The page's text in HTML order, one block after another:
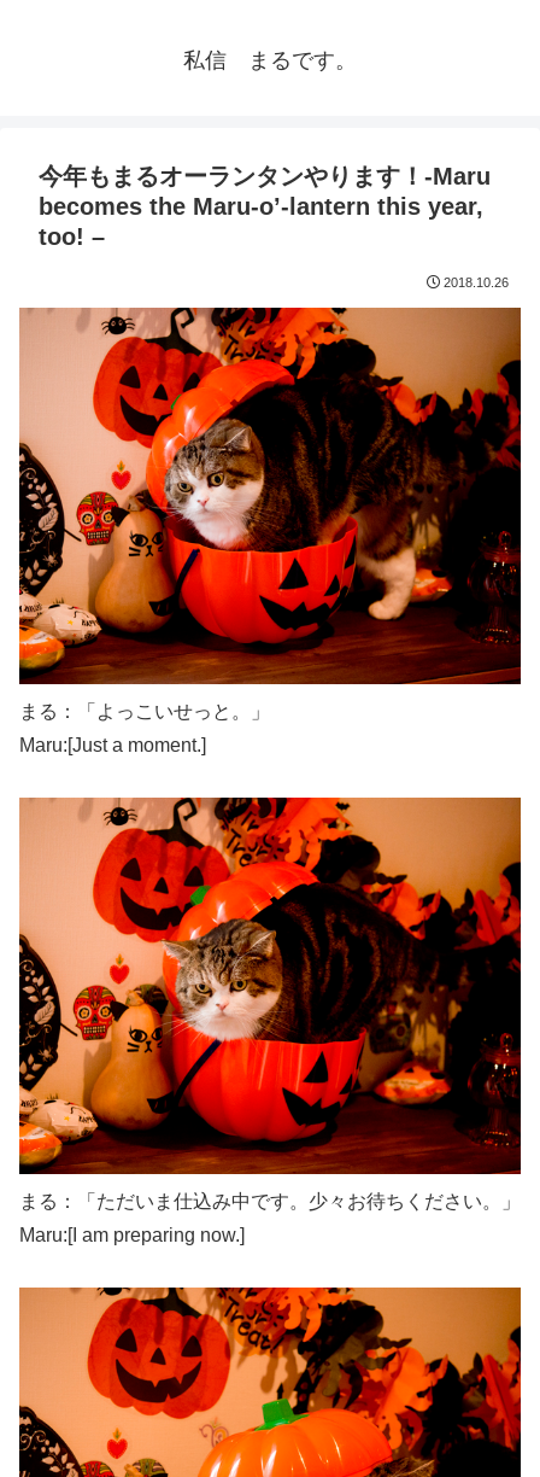
私信 まるです。
今年もまるオーランタンやります！-Maru
becomes the Maru-o’-lantern this year,
too! –
2018.10.26
まる：「よっこいせっと。」
Maru:[Just a moment.]
まる：「ただいま仕込み中です。少々お待ちください。」
Maru:[I am preparing now.]